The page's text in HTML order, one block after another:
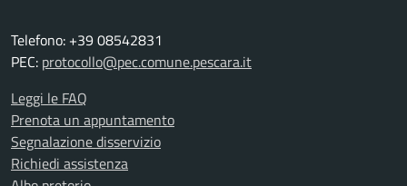
Telefono: +39 08542831
PEC: protocollo@pec.comune.pescara.it
Leggi le FAQ
Prenota un appuntamento
Segnalazione disservizio
Richiedi assistenza